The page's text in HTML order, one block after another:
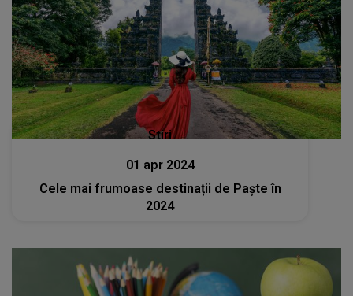
Stiri
01 apr 2024
Cele mai frumoase destinații de Paște în
2024